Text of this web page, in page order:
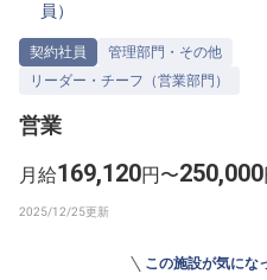
採用をお考えの企
員 ）
契約社員
管理部門・その他
リーダー・チーフ（営業部門）
営業
月給169,120円〜250,000
この施設が気にな